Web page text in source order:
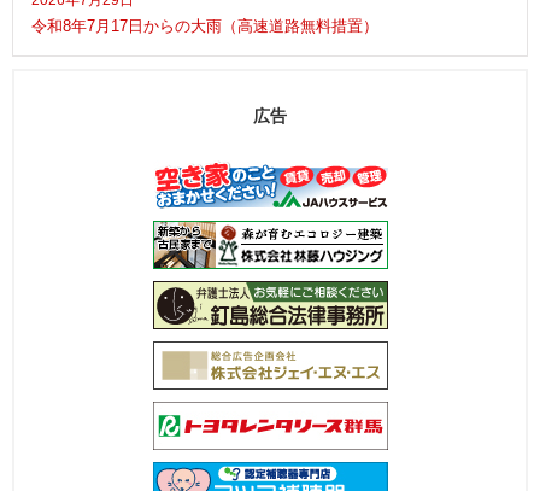
令和8年7月17日からの大雨（高速道路無料措置）
広告